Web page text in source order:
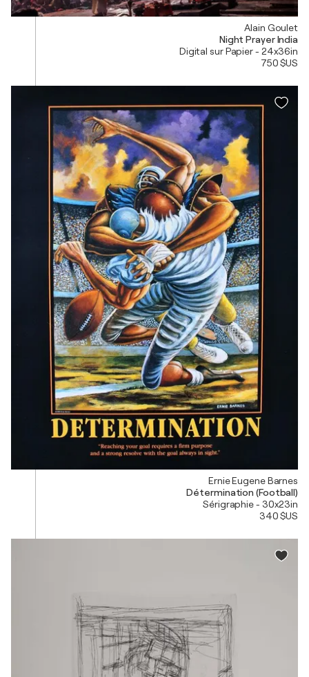
Alain Goulet
Night Prayer India
Digital sur Papier - 24x36in
750 $US
Ernie Eugene Barnes
Détermination (Football)
Sérigraphie - 30x23in
340 $US